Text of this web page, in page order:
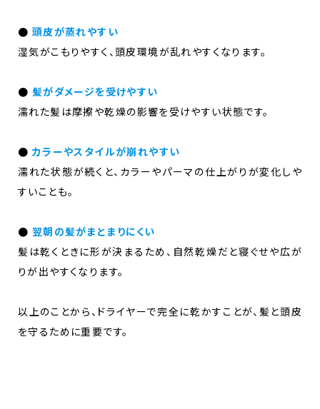
● 頭皮が蒸れやすい
湿気がこもりやすく、頭皮環境が乱れやすくなります。
● 髪がダメージを受けやすい
濡れた髪は摩擦や乾燥の影響を受けやすい状態です。
● カラーやスタイルが崩れやすい
濡れた状態が続くと、カラーやパーマの仕上がりが変化しや
すいことも。
● 翌朝の髪がまとまりにくい
髪は乾くときに形が決まるため、自然乾燥だと寝ぐせや広が
りが出やすくなります。
以上のことから、ドライヤーで完全に乾かすことが、髪と頭皮
を守るために重要です。